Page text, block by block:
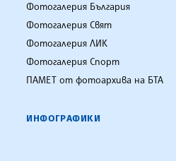
Фотогалерия България
Фотогалерия Свят
Фотогалерия ЛИК
Фотогалерия Спорт
ПАМЕТ от фотоархива на БТА
ИНФОГРАФИКИ